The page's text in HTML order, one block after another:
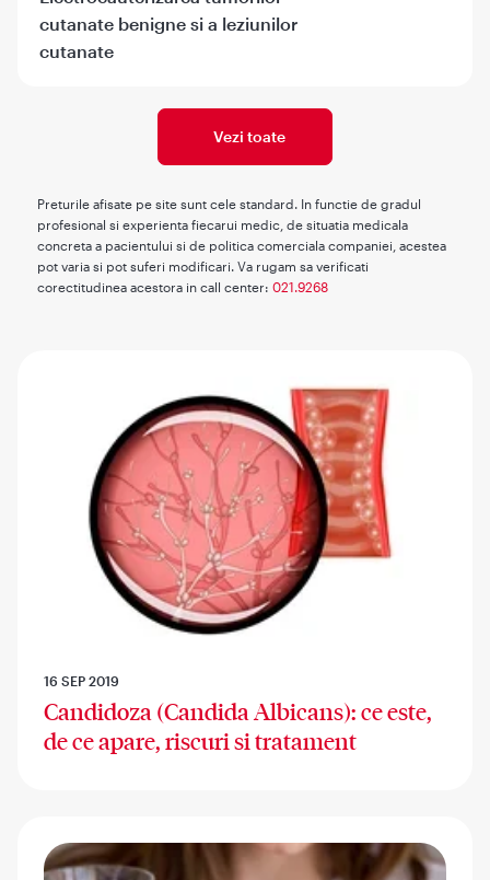
cutanate benigne si a leziunilor
cutanate
Vezi toate
Preturile afisate pe site sunt cele standard. In functie de gradul
profesional si experienta fiecarui medic, de situatia medicala
concreta a pacientului si de politica comerciala companiei, acestea
pot varia si pot suferi modificari. Va rugam sa verificati
corectitudinea acestora in call center: 021.9268
16 SEP 2019
Candidoza (Candida Albicans): ce este,
de ce apare, riscuri si tratament